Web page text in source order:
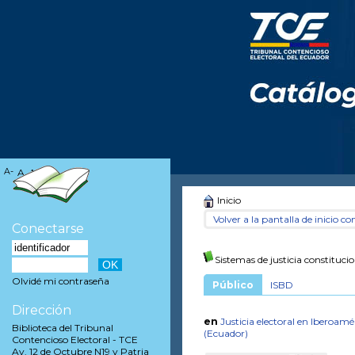
Inicio
Volver a la pantalla de inicio
Sistemas de justicia
Público ISBD
en Justicia electoral en
(Ecuador)
A- A A+
Conectarse
Olvidé mi contraseña
Dirección
Biblioteca del Tribunal
Contencioso Electoral - TCE
Av. 12 de Octubre N19 y Patria